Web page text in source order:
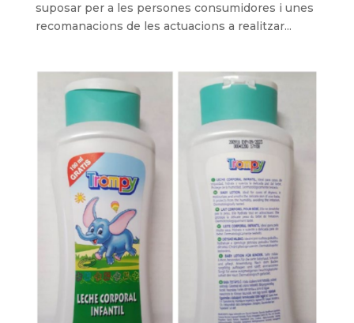
suposar per a les persones consumidores i unes
recomanacions de les actuacions a realitzar...